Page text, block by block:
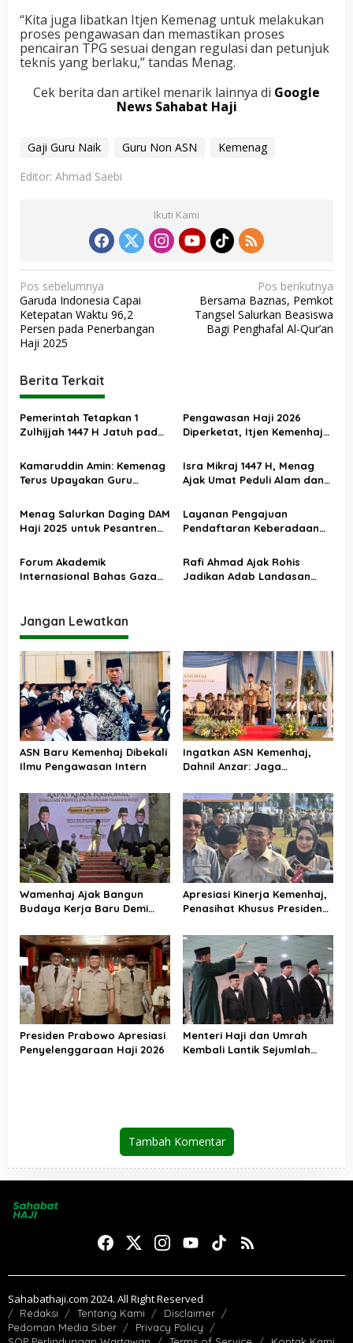
“Kita juga libatkan Itjen Kemenag untuk melakukan
proses pengawasan dan memastikan proses
pencairan TPG sesuai dengan regulasi dan petunjuk
teknis yang berlaku,” tandas Menag.
Cek berita dan artikel menarik lainnya di Google
News Sahabat Haji
Gaji Guru Naik Guru Non ASN
Kemenag
Editor: Ahmad Saebi
Ikuti Kami
N
a
v
i
g
a
s
i
p
o
s
Pos sebelumnya
Garuda Indonesia Capai
Ketepatan Waktu 96,2
Persen pada Penerbangan
Haji 2025
Pos berikutnya
Bersama Baznas, Pemkot
Tangsel Salurkan Beasiswa
Bagi Penghafal Al-Qur’an
Berita Terkait
Pemerintah Tetapkan 1
Zulhijjah 1447 H Jatuh pada
Pengawasan Haji 2026
Diperketat, Itjen Kemenhaj
Kemenag
Kamaruddin Amin: Kemenag
Terus Upayakan Guru
Diangkat PPPK
Isra Mikraj 1447 H, Menag
Ajak Umat Peduli Alam dan
Menag Salurkan Daging DAM
Haji 2025 untuk Pesantren
Layanan Pengajuan
Pendaftaran Keberadaan
Januari 2026
Forum Akademik
Internasional Bahas Gaza
Rafi Ahmad Ajak Rohis
Jadikan Adab Landasan
Jangan Lewatkan
ASN Baru Kemenhaj Dibekali
Ilmu Pengawasan Intern
Ingatkan ASN Kemenhaj,
Dahnil Anzar: Jaga
Menjadikan Jemaah
sebagai Komoditas
Wamenhaj Ajak Bangun
Budaya Kerja Baru Demi
Jemaah
Apresiasi Kinerja Kemenhaj,
Penasihat Khusus Presiden
Penyelenggaraan Haji
Berjalan Baik
Presiden Prabowo Apresiasi
Penyelenggaraan Haji 2026
Menteri Haji dan Umrah
Kembali Lantik Sejumlah
Tambah Komentar
Sahabathaji.com 2024. All Right Reserved
Redaksi Tentang Kami
Disclaimer
Pedoman Media Siber
Privacy Policy